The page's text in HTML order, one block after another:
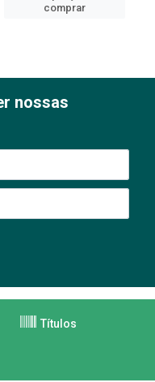
comprar
nossas
Títulos